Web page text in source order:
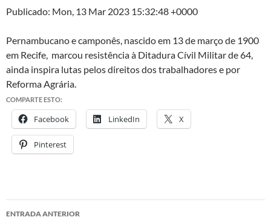
Publicado: Mon, 13 Mar 2023 15:32:48 +0000
Pernambucano e camponês, nascido em 13 de março de 1900
em Recife, marcou resistência à Ditadura Cívil Militar de 64,
ainda inspira lutas pelos direitos dos trabalhadores e por
Reforma Agrária.
COMPARTE ESTO:
Facebook LinkedIn X
Pinterest
ENTRADA ANTERIOR